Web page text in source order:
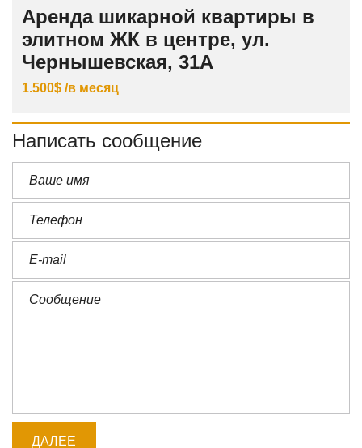
Аренда шикарной квартиры в
элитном ЖК в центре, ул.
Чернышевская, 31А
1.500$ /в месяц
Написать сообщение